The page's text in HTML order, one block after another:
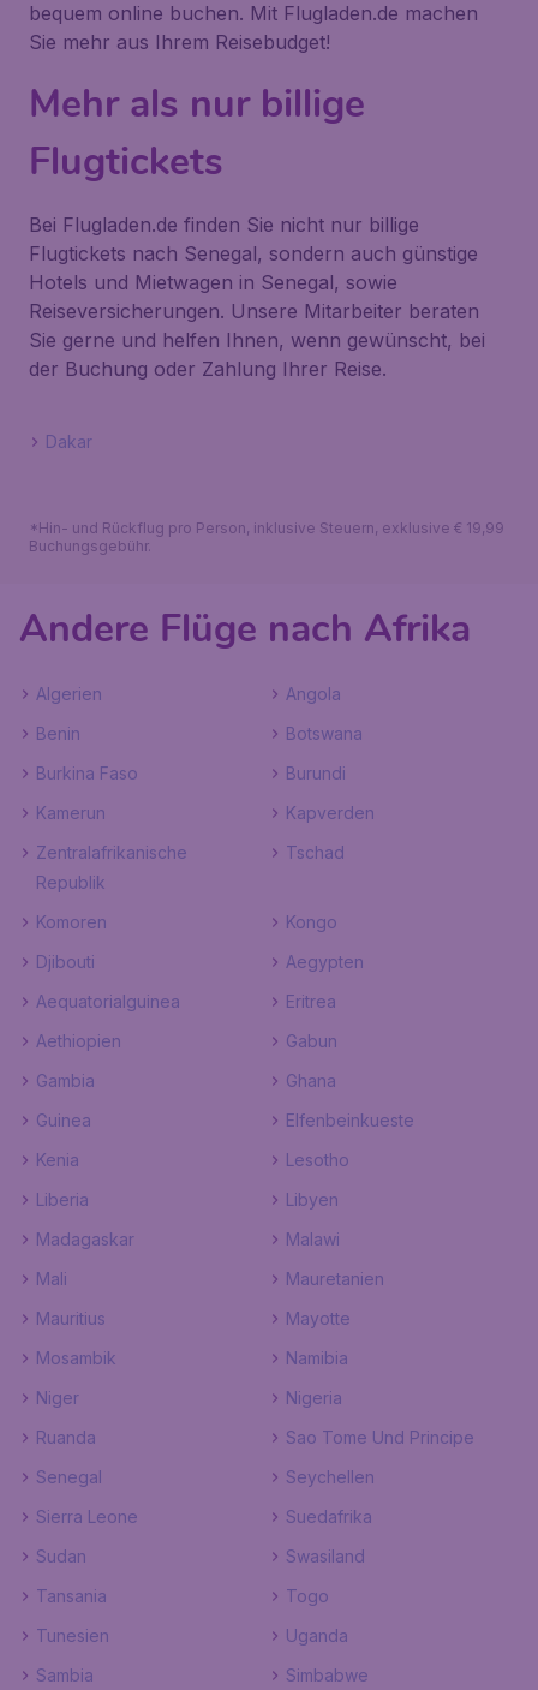
bequem online buchen. Mit Flugladen.de machen
Sie mehr aus Ihrem Reisebudget!
Mehr als nur billige
Flugtickets
Bei Flugladen.de finden Sie nicht nur billige
Flugtickets nach Senegal, sondern auch günstige
Hotels und Mietwagen in Senegal, sowie
Reiseversicherungen. Unsere Mitarbeiter beraten
Sie gerne und helfen Ihnen, wenn gewünscht, bei
der Buchung oder Zahlung Ihrer Reise.
Dakar
*Hin- und Rückflug pro Person, inklusive Steuern, exklusive € 19,99
Buchungsgebühr.
Andere Flüge nach Afrika
Algerien
Angola
Benin
Botswana
Burkina Faso
Burundi
Kamerun
Kapverden
Zentralafrikanische
Republik
Tschad
Komoren
Kongo
Djibouti
Aegypten
Aequatorialguinea
Eritrea
Aethiopien
Gabun
Gambia
Ghana
Guinea
Elfenbeinkueste
Kenia
Lesotho
Liberia
Libyen
Madagaskar
Malawi
Mali
Mauretanien
Mauritius
Mayotte
Mosambik
Namibia
Niger
Nigeria
Ruanda
Sao Tome Und Principe
Senegal
Seychellen
Sierra Leone
Suedafrika
Sudan
Swasiland
Tansania
Togo
Tunesien
Uganda
Sambia
Simbabwe